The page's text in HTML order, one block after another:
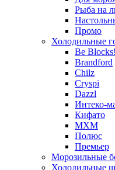
Рыба на
Промо
Холодильные
Be Blocks!
Brandford
Chilz
Cryspi
Dazzl
Интеко-
Кифато
МХМ
Полюс
Премьер
Морозильные
Холодильные